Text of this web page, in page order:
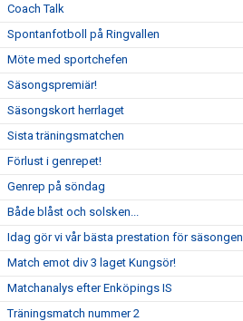
Coach Talk
Spontanfotboll på Ringvallen
Möte med sportchefen
Säsongspremiär!
Säsongskort herrlaget
Sista träningsmatchen
Förlust i genrepet!
Genrep på söndag
Både blåst och solsken...
Idag gör vi vår bästa prestation för säsongen
Match emot div 3 laget Kungsör!
Matchanalys efter Enköpings IS
Träningsmatch nummer 2